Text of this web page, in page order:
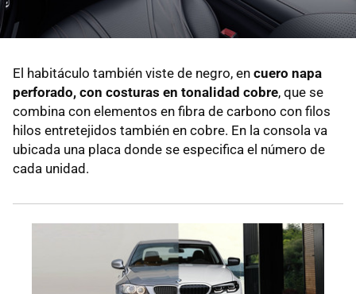
El habitáculo también viste de negro, en cuero napa
perforado, con costuras en tonalidad cobre, que se
combina con elementos en fibra de carbono con filos
hilos entretejidos también en cobre. En la consola va
ubicada una placa donde se especifica el número de
cada unidad.